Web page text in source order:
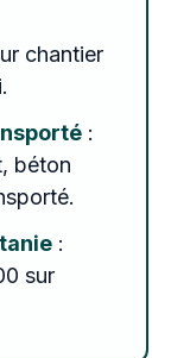
chantier
:
béton
:
sur